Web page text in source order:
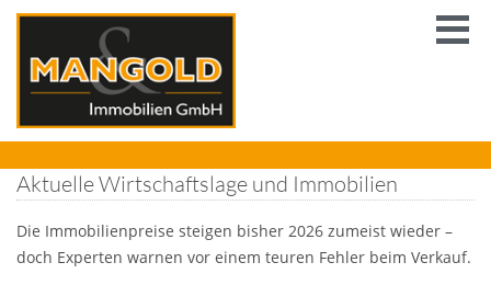
Aktuelle Wirtschaftslage und Immobilien
Die Immobilienpreise steigen bisher 2026 zumeist wieder –
doch Experten warnen vor einem teuren Fehler beim Verkauf.